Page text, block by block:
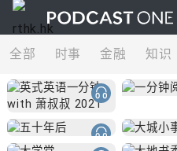
全部 时事 金融 知识